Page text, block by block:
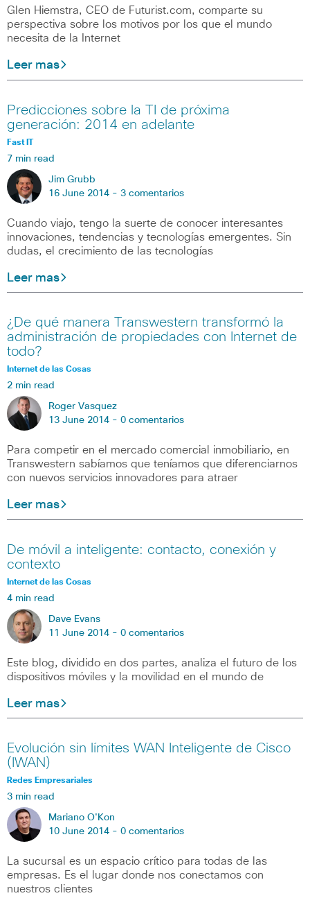
Glen Hiemstra, CEO de Futurist.com, comparte su
perspectiva sobre los motivos por los que el mundo
necesita de la Internet
Leer mas
Predicciones sobre la TI de próxima
generación: 2014 en adelante
Fast IT
7 min read
Jim Grubb
16 June 2014 - 3 comentarios
Cuando viajo, tengo la suerte de conocer interesantes
innovaciones, tendencias y tecnologías emergentes. Sin
dudas, el crecimiento de las tecnologías
Leer mas
¿De qué manera Transwestern transformó la
administración de propiedades con Internet de
todo?
Internet de las Cosas
2 min read
Roger Vasquez
13 June 2014 - 0 comentarios
Para competir en el mercado comercial inmobiliario, en
Transwestern sabíamos que teníamos que diferenciarnos
con nuevos servicios innovadores para atraer
Leer mas
De móvil a inteligente: contacto, conexión y
contexto
Internet de las Cosas
4 min read
Dave Evans
11 June 2014 - 0 comentarios
Este blog, dividido en dos partes, analiza el futuro de los
dispositivos móviles y la movilidad en el mundo de
Leer mas
Evolución sin límites WAN Inteligente de Cisco
(IWAN)
Redes Empresariales
3 min read
Mariano O'Kon
10 June 2014 - 0 comentarios
La sucursal es un espacio crítico para todas de las
empresas. Es el lugar donde nos conectamos con
nuestros clientes